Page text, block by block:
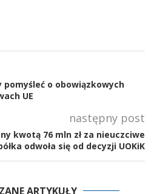
pomyśleć o obowiązkowych
UE
następny post
kwotą 76 mln zł za nieuczciwe
odwoła się od decyzji UOKiK
ARTYKUŁY